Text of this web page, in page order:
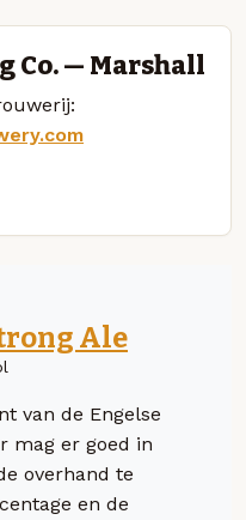
Co. — Marshall
Ale
van de Engelse
mag er goed in
overhand te
en de